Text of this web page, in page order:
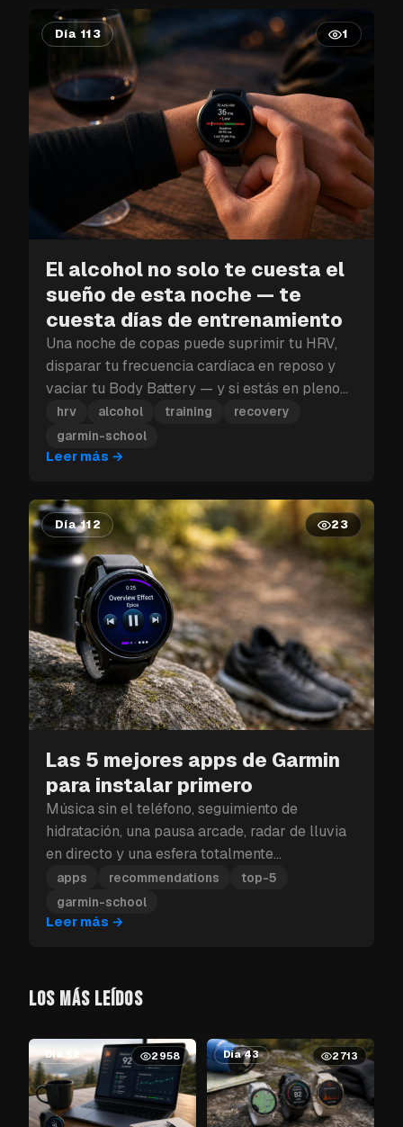
Día 113 1
El alcohol no solo te cuesta el
sueño de esta noche — te
cuesta días de entrenamiento
Una noche de copas puede suprimir tu HRV,
disparar tu frecuencia cardíaca en reposo y
vaciar tu Body Battery — y si estás en pleno
bloque de entrenamiento, ese golpe a la
recuperación puede costarte más que un solo
día.
hrv alcohol training
recovery
garmin-school
Leer más →
Día 112 23
Las 5 mejores apps de Garmin
para instalar primero
Música sin el teléfono, seguimiento de
hidratación, una pausa arcade, radar de lluvia
en directo y una esfera totalmente
personalizable: estas son las cinco apps de
Garmin que debes instalar primero.
apps recommendations
top-5
garmin-school
Leer más →
LOS MÁS LEÍDOS
Día 62 2958 Día 43 2713